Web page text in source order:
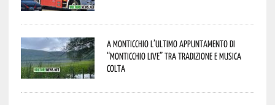
A Monticchio l’ultimo appuntamento di
“Monticchio Live” tra tradizione e musica
colta